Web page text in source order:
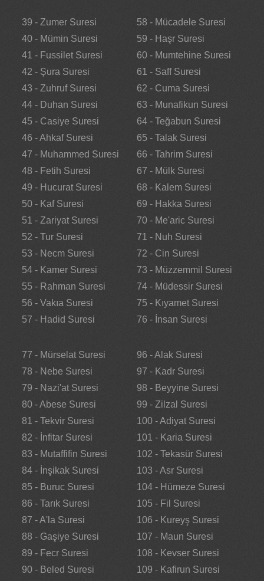
39 - Zumer Suresi
40 - Mümin Suresi
41 - Fussilet Suresi
42 - Şura Suresi
43 - Zuhruf Suresi
44 - Duhan Suresi
45 - Casiye Suresi
46 - Ahkaf Suresi
47 - Muhammed Suresi
48 - Fetih Suresi
49 - Hucurat Suresi
50 - Kaf Suresi
51 - Zariyat Suresi
52 - Tur Suresi
53 - Necm Suresi
54 - Kamer Suresi
55 - Rahman Suresi
56 - Vakıa Suresi
57 - Hadid Suresi
58 - Mücadele Suresi
59 - Haşr Suresi
60 - Mumtehine Suresi
61 - Saff Suresi
62 - Cuma Suresi
63 - Munafikun Suresi
64 - Teğabun Suresi
65 - Talak Suresi
66 - Tahrim Suresi
67 - Mülk Suresi
68 - Kalem Suresi
69 - Hakka Suresi
70 - Me'aric Suresi
71 - Nuh Suresi
72 - Cin Suresi
73 - Müzzemmil Suresi
74 - Müdessir Suresi
75 - Kıyamet Suresi
76 - İnsan Suresi
77 - Mürselat Suresi
78 - Nebe Suresi
79 - Nazi'at Suresi
80 - Abese Suresi
81 - Tekvir Suresi
82 - İnfitar Suresi
83 - Mutaffifin Suresi
84 - İnşikak Suresi
85 - Buruc Suresi
86 - Tarık Suresi
87 - A'la Suresi
88 - Gaşiye Suresi
89 - Fecr Suresi
90 - Beled Suresi
96 - Alak Suresi
97 - Kadr Suresi
98 - Beyyine Suresi
99 - Zilzal Suresi
100 - Adiyat Suresi
101 - Karia Suresi
102 - Tekasür Suresi
103 - Asr Suresi
104 - Hümeze Suresi
105 - Fil Suresi
106 - Kureyş Suresi
107 - Maun Suresi
108 - Kevser Suresi
109 - Kafirun Suresi